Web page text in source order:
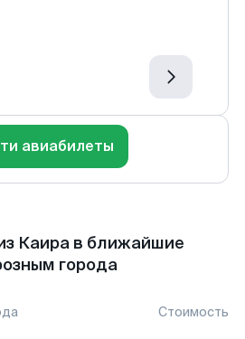
авиабилеты
Каира в ближайшие
города
Стоимость